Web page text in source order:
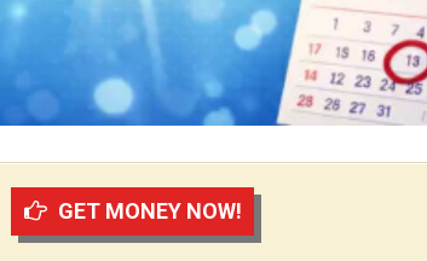
GET MONEY NOW!